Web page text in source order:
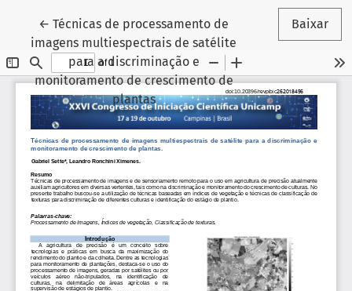
←Voltar aos Detalhes do Artigo
Técnicas de processamento de
imagens multiespectrais de satélite
para a discriminação e
monitoramento de crescimento de
plantas
Baixar